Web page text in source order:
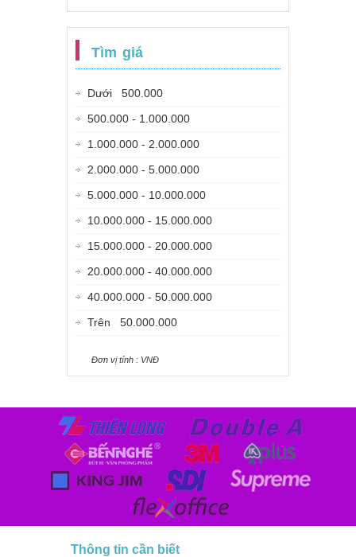
Tìm giá
Dưới 500.000
500.000 - 1.000.000
1.000.000 - 2.000.000
2.000.000 - 5.000.000
5.000.000 - 10.000.000
10.000.000 - 15.000.000
15.000.000 - 20.000.000
20.000.000 - 40.000.000
40.000.000 - 50.000.000
Trên 50.000.000
Ðơn vị tính : VNÐ
Thông tin cần biết